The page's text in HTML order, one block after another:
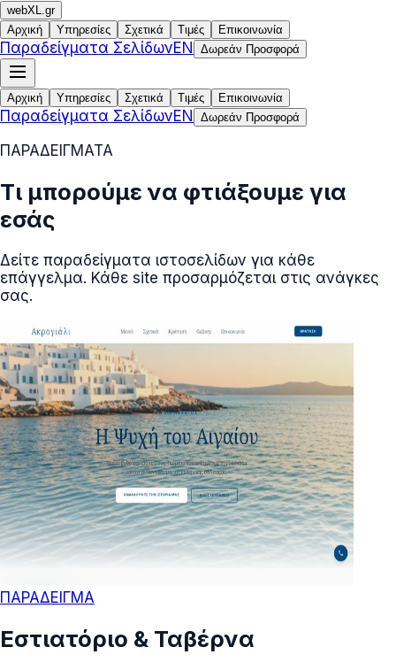
webXL.gr
Αρχική
Υπηρεσίες Σχετικά Τιμές Επικοινωνία
Παραδείγματα ΣελίδωνEN Δωρεάν Προσφορά
Αρχική Υπηρεσίες Σχετικά Τιμές Επικοινωνία
Παραδείγματα ΣελίδωνEN Δωρεάν Προσφορά
ΠΑΡΑΔΕΙΓΜΑΤΑ
Τι μπορούμε να φτιάξουμε για
εσάς
Δείτε παραδείγματα ιστοσελίδων για κάθε
επάγγελμα. Κάθε site προσαρμόζεται στις ανάγκες
σας.
ΠΑΡΑΔΕΙΓΜΑ
Εστιατόριο & Ταβέρνα